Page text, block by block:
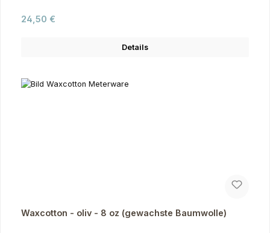
Regulärer Preis:
24,50 €
Details
Waxcotton - oliv - 8 oz (gewachste Baumwolle)